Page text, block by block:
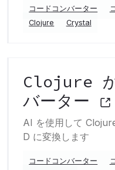
コードコンバーター
Clojure
Crystal
Clojure
バーター
AI を使用して
D に変換します
コードコンバーター